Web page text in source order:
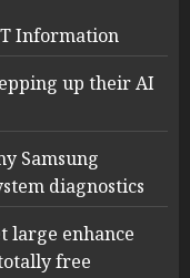
Information
up their AI
Samsung
diagnostics
large enhance
free